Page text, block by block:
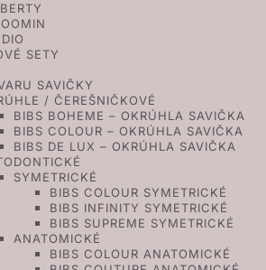
SETY
SAVIČKY
/ ČEREŠNIČKOVÉ
BIBS BOHEME – OKRÚHLA SAVIČKA
BIBS COLOUR – OKRÚHLA SAVIČKA
BIBS DE LUX – OKRÚHLA SAVIČKA
SYMETRICKÉ
BIBS COLOUR SYMETRICKÉ
BIBS INFINITY SYMETRICKÉ
BIBS SUPREME SYMETRICKÉ
ANATOMICKÉ
BIBS COLOUR ANATOMICKÉ